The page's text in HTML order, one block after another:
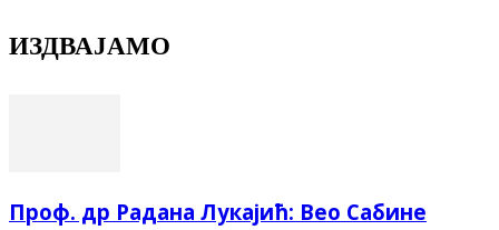
ИЗДВАЈАМО
Проф. др Радана Лукајић: Вео Сабине